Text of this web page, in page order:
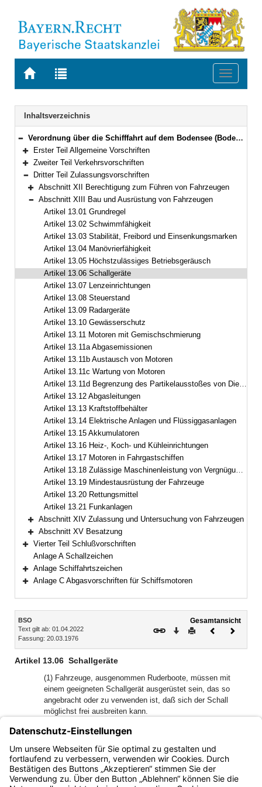
Zur
BAYERN.RECHT
Zur
letzten
Suche
Toggle
Navigation
Inhaltsverzeichnis
Bereich reduzieren
Verordnung über die Schifffahrt auf dem Bodensee (Bodensee-Schifffahrts-Ordnung – BSO) Vom 20. März 1976 (GVBl. S. 55)
Bereich erweitern
Erster Teil Allgemeine Vorschriften
Bereich erweitern
Zweiter Teil Verkehrsvorschriften
Bereich reduzieren
Dritter Teil Zulassungsvorschriften
Bereich erweitern
Abschnitt XII Berechtigung zum Führen von Fahrzeugen
Bereich reduzieren
Abschnitt XIII Bau und Ausrüstung von Fahrzeugen
Artikel 13.01 Grundregel
Artikel 13.02 Schwimmfähigkeit
Artikel 13.03 Stabilität, Freibord und Einsenkungsmarken
Artikel 13.04 Manövrierfähigkeit
Artikel 13.05 Höchstzulässiges Betriebsgeräusch
Artikel 13.06 Schallgeräte
Artikel 13.07 Lenzeinrichtungen
Artikel 13.08 Steuerstand
Artikel 13.09 Radargeräte
Artikel 13.10 Gewässerschutz
Artikel 13.11 Motoren mit Gemischschmierung
Artikel 13.11a Abgasemissionen
Artikel 13.11b Austausch von Motoren
Artikel 13.11c Wartung von Motoren
Artikel 13.11d Begrenzung des Partikelausstoßes von Dieselmotoren
Artikel 13.12 Abgasleitungen
Artikel 13.13 Kraftstoffbehälter
Artikel 13.14 Elektrische Anlagen und Flüssiggasanlagen
Artikel 13.15 Akkumulatoren
Artikel 13.16 Heiz-, Koch- und Kühleinrichtungen
Artikel 13.17 Motoren in Fahrgastschiffen
Artikel 13.18 Zulässige Maschinenleistung von Vergnügungsfahrzeugen
Artikel 13.19 Mindestausrüstung der Fahrzeuge
Artikel 13.20 Rettungsmittel
Artikel 13.21 Funkanlagen
Bereich erweitern
Abschnitt XIV Zulassung und Untersuchung von Fahrzeugen
Bereich erweitern
Abschnitt XV Besatzung
Bereich erweitern
Vierter Teil Schlußvorschriften
Anlage A Schallzeichen
Bereich erweitern
Anlage Schiffahrtszeichen
Anlage C Abgasvorschriften für Schiffsmotoren
Inhalt
BSO
Text gilt ab: 01.04.2022
Fassung: 20.03.1976
Gesamtansicht
Download
DruckenVorheriges
Artikel 13.06 Schallgeräte
(1) Fahrzeuge, ausgenommen Ruderboote, müssen mit
einem geeigneten Schallgerät ausgerüstet sein, das so
angebracht oder zu verwenden ist, daß sich der Schall
möglichst frei ausbreiten kann.
(2) Die Schallgeräte von Fahrgastschiffen, Güterschiffen
und schwimmenden Geräten müssen in 1 m Entfernung vor
der Mitte der Schallöffnung einen zwischen 130 und 140 dB
(A) liegenden Schallpegel aufweisen.